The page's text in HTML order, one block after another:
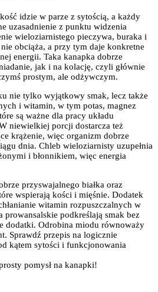
idzie w parze z sytością, a każdy
uzasadnienie z punktu widzenia
wieloziarnistego pieczywa, buraka i
obciąża, a przy tym daje konkretne
energii. Taka kanapka dobrze
jak i na kolację, czyli głównie
prostym, ale odżywczym.
nie tylko wyjątkowy smak, lecz także
i witamin, w tym potas, magnez
są ważne dla pracy układu
niewielkiej porcji dostarcza też
krążenie, więc organizm dobrze
dnia. Chleb wieloziarnisty uzupełnia
i błonnikiem, więc energia
przyswajalnego białka oraz
wspierają kości i mięśnie. Dodatek
witamin rozpuszczalnych w
prowansalskie podkreślają smak bez
dodatki. Odrobina miodu równoważy
Sprawdź przepis na logicznie
kątem sytości i funkcjonowania
pomysł na kanapki!